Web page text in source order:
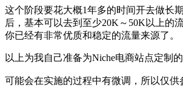
这个阶段要花大概1年多的时间开去做长
后，基本可以去到至少20K～50K以上的
你已经有非常优质和稳定的流量来源了。
以上为我自己准备为Niche电商站点定制
可能会在实施的过程中有微调 ，所以仅供